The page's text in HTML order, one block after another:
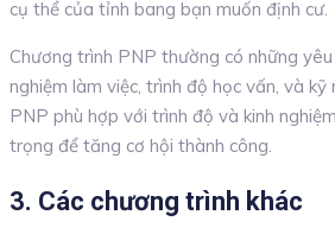
cụ thể của tỉnh bang bạn muốn định cư.
Chương trình PNP thường có những
nghiệm làm việc, trình độ học vấn, và kỹ
PNP phù hợp với trình độ và kinh
trọng để tăng cơ hội thành công.
3. Các chương trình khác